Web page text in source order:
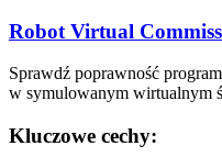
Robot Virtual
Sprawdź poprawność
w symulowanym wirtualnym
Kluczowe cechy: